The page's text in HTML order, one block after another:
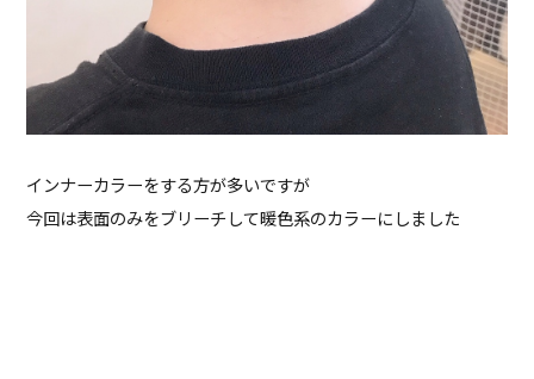
インナーカラーをする方が多いですが
今回は表面のみをブリーチして暖色系のカラーにしました